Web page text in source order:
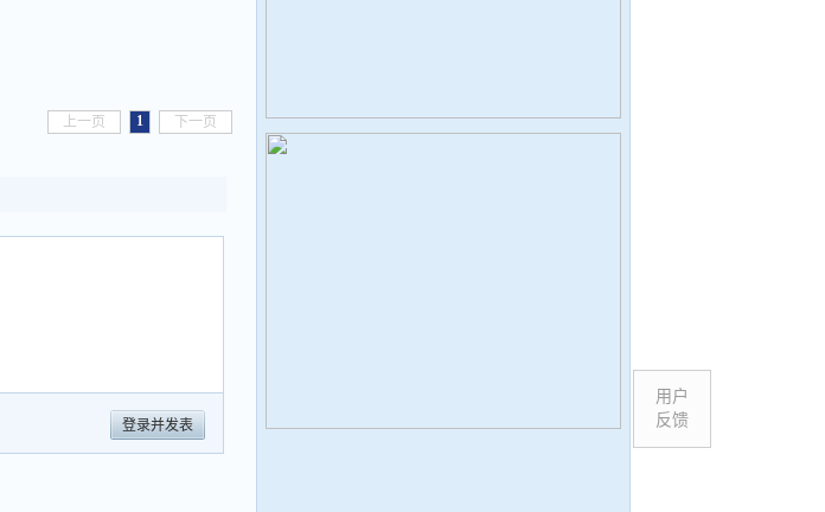
上一页 1 下一页
登录并发表
用户
反馈